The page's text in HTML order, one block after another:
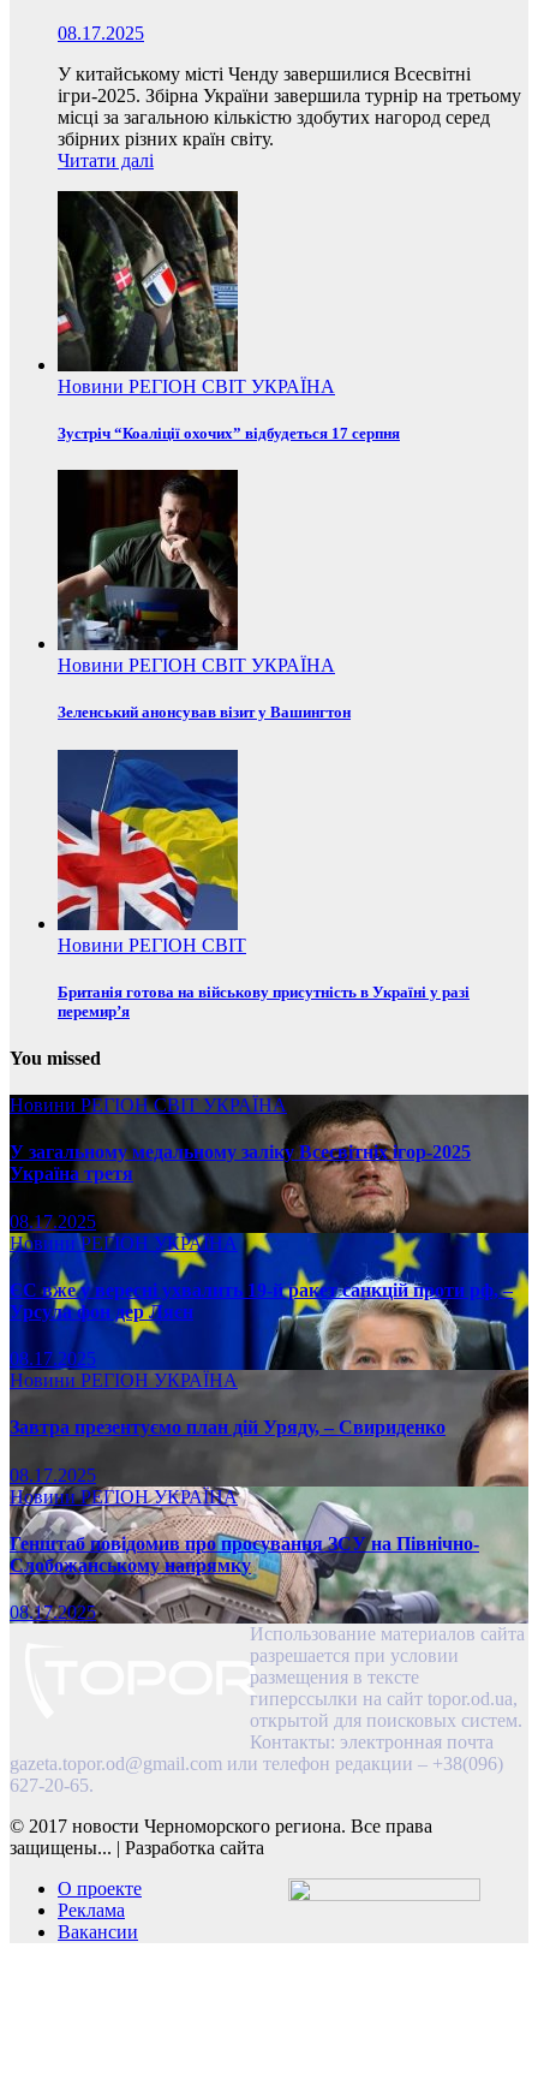
08.17.2025
У китайському місті Ченду завершилися Всесвітні
ігри-2025. Збірна України завершила турнір на третьому
місці за загальною кількістю здобутих нагород серед
збірних різних країн світу.
Читати далі
Новини РЕГІОН СВІТ УКРАЇНА
Зустріч “Коаліції охочих” відбудеться 17 серпня
Новини РЕГІОН СВІТ УКРАЇНА
Зеленський анонсував візит у Вашингтон
Новини РЕГІОН СВІТ
Британія готова на військову присутність в Україні у разі
перемир’я
You missed
Новини РЕГІОНСВІТ УКРАЇНА
У загальному медальному заліку Всесвітніх ігор-2025
Україна третя
08.17.2025
НовиниРЕГІОН УКРАЇНА
ЄС вже у вересні ухвалить 19-й ракет санкцій проти рф, –
Урсула фон дер Ляєн
08.17.2025
Новини РЕГІОН УКРАЇНА
Завтра презентуємо план дій Уряду, – Свириденко
08.17.2025
НовиниРЕГІОНУКРАЇНА
Генштаб повідомив про просування ЗСУ на Північно-
Слобожанському напрямку
08.17.2025
Использование материалов сайта
разрешается при условии
размещения в тексте
гиперссылки на сайт topor.od.ua,
открытой для поисковых систем.
Контакты: электронная почта
gazeta.topor.od@gmail.com или телефон редакции – +38(096)
627-20-65.
© 2017 новости Черноморского региона. Все права
защищены... | Разработка сайта
О проекте
Реклама
Вакансии